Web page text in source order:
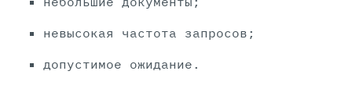
невысокая частота запросов;
допустимое ожидание.